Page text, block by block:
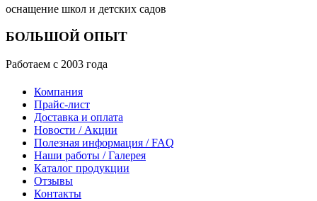
оснащение школ и детских садов
БОЛЬШОЙ ОПЫТ
Работаем с 2003 года
Компания
Прайс-лист
Доставка и оплата
Новости / Акции
Полезная информация / FAQ
Наши работы / Галерея
Каталог продукции
Отзывы
Контакты